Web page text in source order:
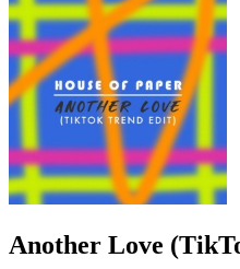
Another Love